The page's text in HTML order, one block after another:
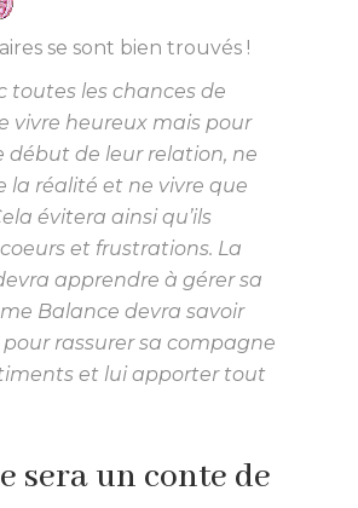
se sont bien trouvés !
toutes les chances de
vivre heureux mais pour
début de leur relation, ne
la réalité et ne vivre que
évitera ainsi qu’ils
et frustrations. La
apprendre à gérer sa
Balance devra savoir
rassurer sa compagne
et lui apporter tout
sera un conte de